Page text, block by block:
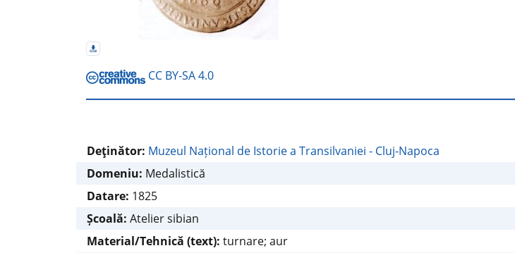
CC BY-SA 4.0
Deţinător: Muzeul Național de Istorie a Transilvaniei - Cluj-Napoca
Domeniu: Medalistică
Datare: 1825
Școală: Atelier sibian
Material/Tehnică (text): turnare; aur